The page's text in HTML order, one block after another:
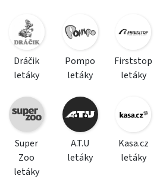
Dráčik
letáky
Pompo
letáky
Firststop
letáky
Super
Zoo
letáky
A.T.U
letáky
Kasa.cz
letáky